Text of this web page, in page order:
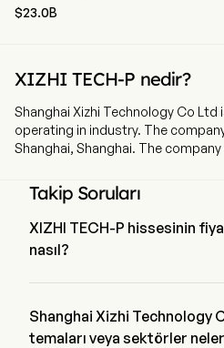
$23.0B
XIZHI TECH-P nedir?
Shanghai Xizhi Technology Co
operating in industry. The company is headquartered in
Shanghai, Shanghai. The
primarily engaged in research and
computing and photon networks
products include TIANSHU,
The Company’s products are
computing, finance, autonomous
Takip Soruları
XIZHI TECH-P hissesinin
nasıl?
Shanghai Xizhi Technology
temaları veya sektörler